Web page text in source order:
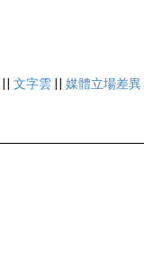
|| 文字雲 || 媒體立場差異